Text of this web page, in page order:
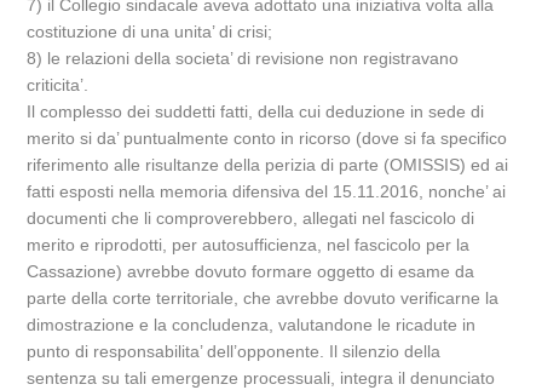
7) il Collegio sindacale aveva adottato una iniziativa volta alla
costituzione di una unita’ di crisi;
8) le relazioni della societa’ di revisione non registravano
criticita’.
Il complesso dei suddetti fatti, della cui deduzione in sede di
merito si da’ puntualmente conto in ricorso (dove si fa specifico
riferimento alle risultanze della perizia di parte (OMISSIS) ed ai
fatti esposti nella memoria difensiva del 15.11.2016, nonche’ ai
documenti che li comproverebbero, allegati nel fascicolo di
merito e riprodotti, per autosufficienza, nel fascicolo per la
Cassazione) avrebbe dovuto formare oggetto di esame da
parte della corte territoriale, che avrebbe dovuto verificarne la
dimostrazione e la concludenza, valutandone le ricadute in
punto di responsabilita’ dell’opponente. Il silenzio della
sentenza su tali emergenze processuali, integra il denunciato